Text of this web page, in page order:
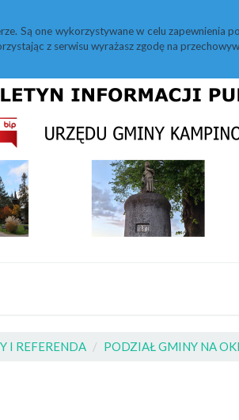
Są one wykorzystywane w celu zapewnienia
z serwisu wyrażasz zgodę na
I REFERENDA PODZIAŁ GMINY NA